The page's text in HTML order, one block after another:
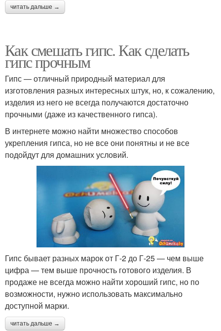
читать дальше →
Как смешать гипс. Как сделать
гипс прочным
Гипс — отличный природный материал для
изготовления разных интересных штук, но, к сожалению,
изделия из него не всегда получаются достаточно
прочными (даже из качественного гипса).
В интернете можно найти множество способов
укрепления гипса, но не все они понятны и не все
подойдут для домашних условий.
Гипс бывает разных марок от Г-2 до Г-25 — чем выше
цифра — тем выше прочность готового изделия. В
продаже не всегда можно найти хороший гипс, но по
возможности, нужно использовать максимально
доступной марки.
читать дальше →